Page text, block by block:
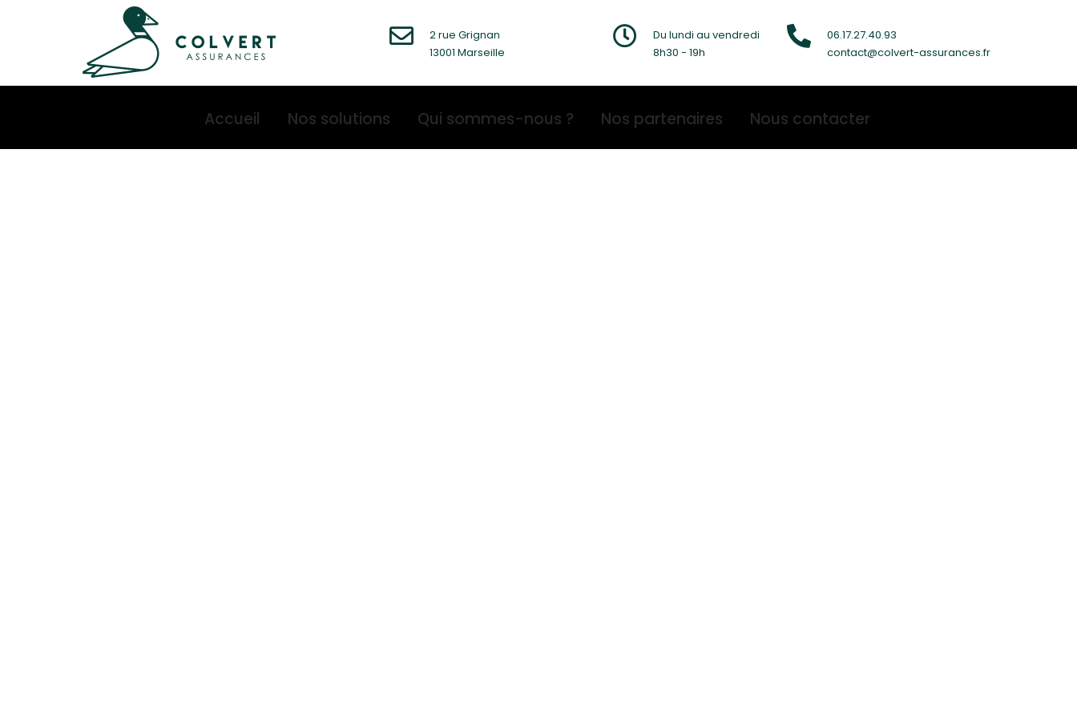
2 rue Grignan
13001 Marseille
Du lundi au vendredi
8h30 - 19h
06.17.27.40.93
contact@colvert-assurances.fr
Accueil Nos solutions Qui sommes-nous ? Nos partenaires Nous contacter